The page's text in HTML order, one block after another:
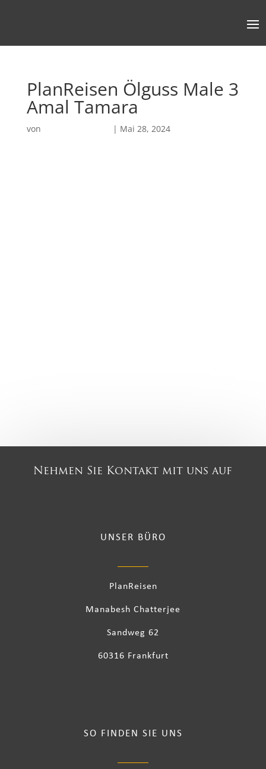
PlanReisen Ölguss Male 3
Amal Tamara
von | Mai 28, 2024
Nehmen Sie Kontakt mit uns auf
UNSER BÜRO
PlanReisen
Manabesh Chatterjee
Sandweg 62
60316 Frankfurt
SO FINDEN SIE UNS